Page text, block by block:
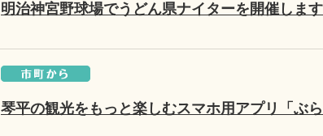
明治神宮野球場でうどん県ナイターを開催します
琴平の観光をもっと楽しむスマホ用アプリ「ぶ